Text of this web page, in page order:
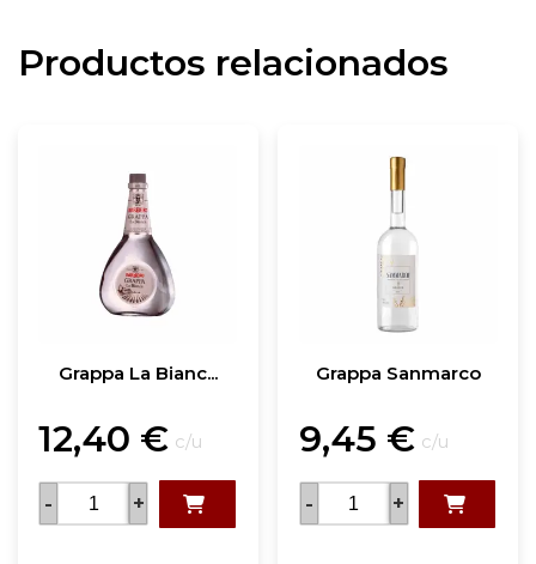
Productos relacionados
Grappa La Bianc...
12,40 € c/u
- +
Grappa Sanmarco
9,45 € c/u
- +